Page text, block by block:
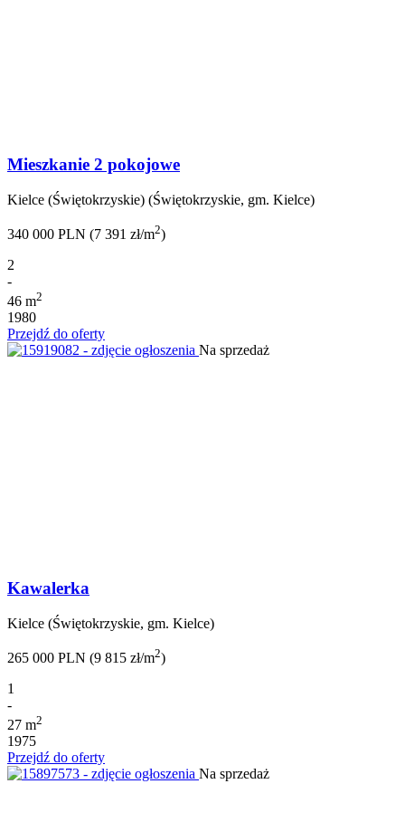
Mieszkanie 2 pokojowe
Kielce (Świętokrzyskie) (Świętokrzyskie, gm. Kielce)
340 000 PLN (7 391 zł/m2)
2
-
46 m2
1980
Przejdź do oferty
Na sprzedaż
Kawalerka
Kielce (Świętokrzyskie, gm. Kielce)
265 000 PLN (9 815 zł/m2)
1
-
27 m2
1975
Przejdź do oferty
Na sprzedaż